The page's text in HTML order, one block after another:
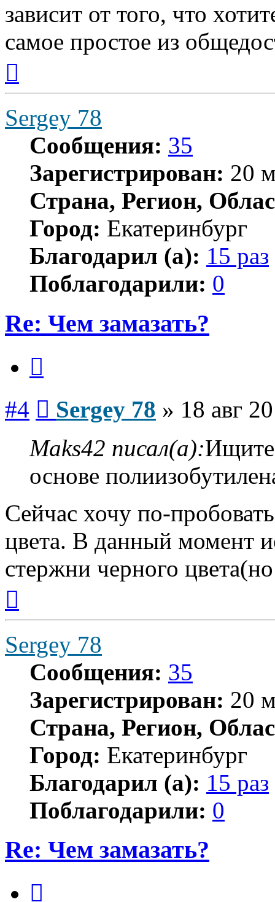
зависит от того, что
самое простое из
началу
Sergey 78
Сообщения: 35
Зарегистрирован: 20
Страна, Регион,
Город: Екатеринбург
Благодарил (а): 15 раз
Поблагодарили: 0
Re: Чем замазать?
#4 Sergey 78 » 18 авг
Maks42 писал(а):Ищите
основе
Сейчас хочу по-
цвета. В данный момент
стержни черного
началу
Sergey 78
Сообщения: 35
Зарегистрирован: 20
Страна, Регион,
Город: Екатеринбург
Благодарил (а): 15 раз
Поблагодарили: 0
Re: Чем замазать?